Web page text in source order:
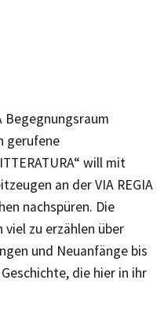
Begegnungsraum
gerufene
will mit
an der VIA REGIA
nachspüren. Die
viel zu erzählen über
und Neuanfänge bis
die hier in ihr